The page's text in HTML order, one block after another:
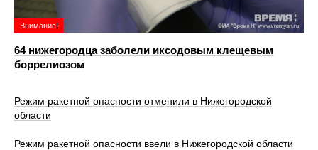
Внимание!
64 нижегородца заболели иксодовым клещевым
боррелиозом
Режим ракетной опасности отменили в Нижегородской
области
Режим ракетной опасности ввели в Нижегородской области